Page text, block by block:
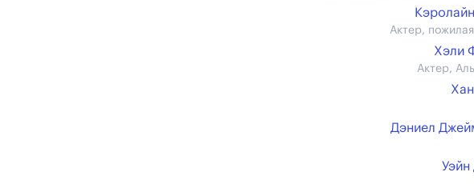
Актер,
Хэли
Актер,
Дэниел
Уэйн